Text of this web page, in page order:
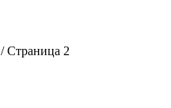
/ Страница 2